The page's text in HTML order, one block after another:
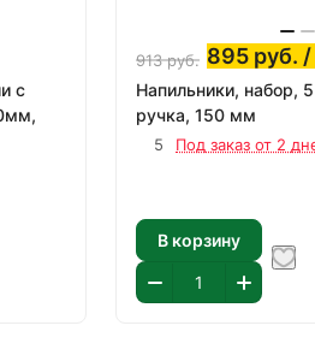
с
913руб. 895 руб.
Напильники, набор,
ручка, 150 мм
5 Под заказ от 2
В корзину